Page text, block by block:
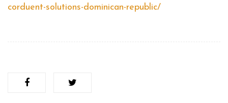
corduent-solutions-dominican-republic/